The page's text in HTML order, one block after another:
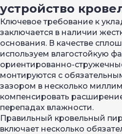
устройство
Ключевое требование к
заключается в наличии
основания. В качестве
используем влагостойкую
ориентированно-
монтируются с
зазором в несколько
компенсировать
перепадах влажности.
Правильный кровельный
включает несколько